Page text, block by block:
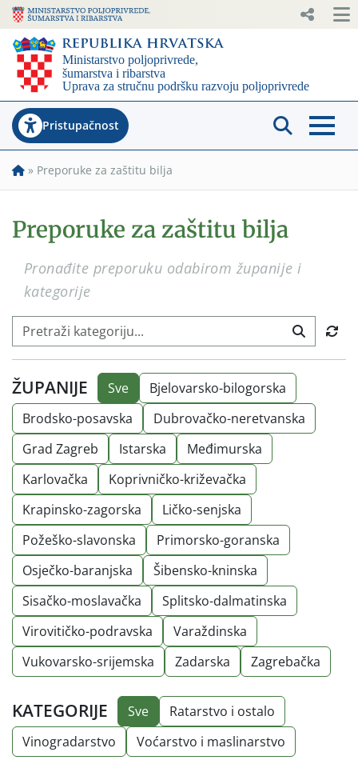
Pristupačnost
» Preporuke za zaštitu bilja
Preporuke za zaštitu bilja
Pronađite preporuku odabirom županije i
kategorije
ŽUPANIJE Sve
Bjelovarsko-bilogorska
Brodsko-posavska
Dubrovačko-neretvanska
Grad Zagreb
Istarska
Međimurska
Karlovačka
Koprivničko-križevačka
Krapinsko-zagorska
Ličko-senjska
Požeško-slavonska
Primorsko-goranska
Osječko-baranjska
Šibensko-kninska
Sisačko-moslavačka
Splitsko-dalmatinska
Virovitičko-podravska
Varaždinska
Vukovarsko-srijemska
Zadarska Zagrebačka
KATEGORIJE Sve
Ratarstvo i ostalo
Vinogradarstvo
Voćarstvo i maslinarstvo